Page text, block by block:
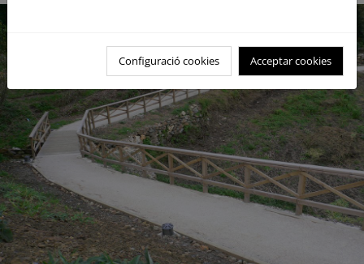
Configuració cookies Acceptar cookies